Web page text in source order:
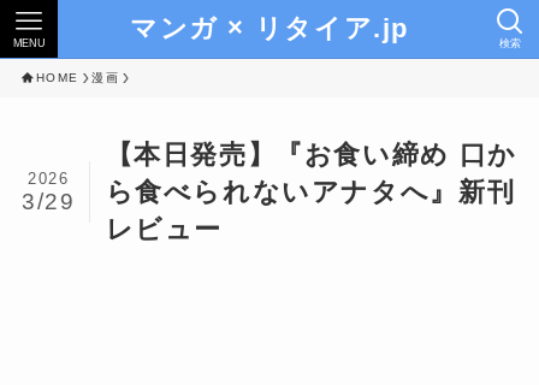
マンガ × リタイア.jp 検索
MENU
HOME 漫画
【本日発売】『お食い締め 口か
ら食べられないアナタへ』新刊
レビュー
2026
3/29